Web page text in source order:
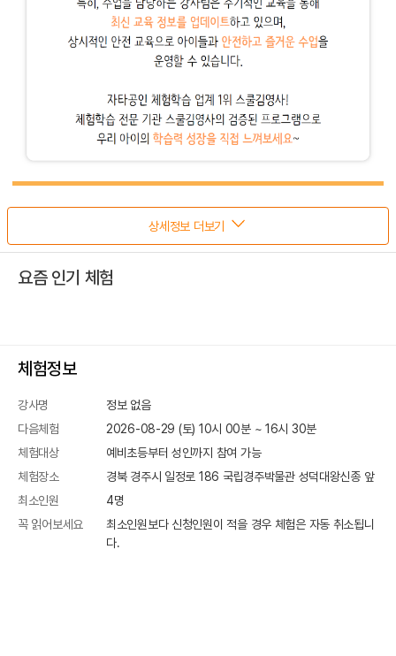
상세정보 더보기
요즘 인기 체험
체험정보
강사명
정보 없음
다음체험
2026-08-29 (토) 10시 00분~ 16시 30분
체험대상
예비초등부터 성인까지 참여 가능
체험장소
경북 경주시 일정로 186 국립경주박물관 성덕대왕신종 앞
최소인원
4명
꼭 읽어보세요
최소인원보다 신청인원이 적을 경우 체험은 자동 취소됩니
다.